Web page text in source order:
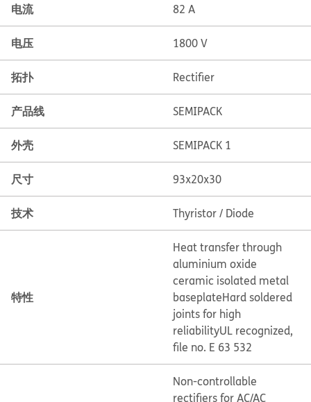
电流 82 A
电压 1800 V
拓扑 Rectifier
产品线 SEMIPACK
外壳 SEMIPACK 1
尺寸 93x20x30
技术 Thyristor / Diode
特性
Heat transfer through
aluminium oxide
ceramic isolated metal
baseplateHard soldered
joints for high
reliabilityUL recognized,
file no. E 63 532
Non-controllable
rectifiers for AC/AC